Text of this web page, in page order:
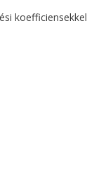
koefficiensekkel